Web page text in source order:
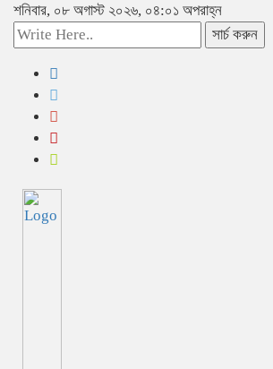
শনিবার, ০৮ অগাস্ট ২০২৬, ০৪:০১ অপরাহ্ন
সার্চ করুন